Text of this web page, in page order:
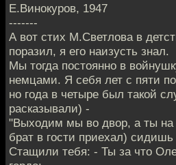
E.Винокyров, 1947
-------
А вот стих М.Светлова в
поразил, я его наизусть знал.
Мы тогда постоянно в
немцами. Я себя лет с пяти
но года в четыре был такой
расказывали) -
"Выходим мы во двор, а ты
брат в гости приехал)
Стащили тебя: - Ты за что